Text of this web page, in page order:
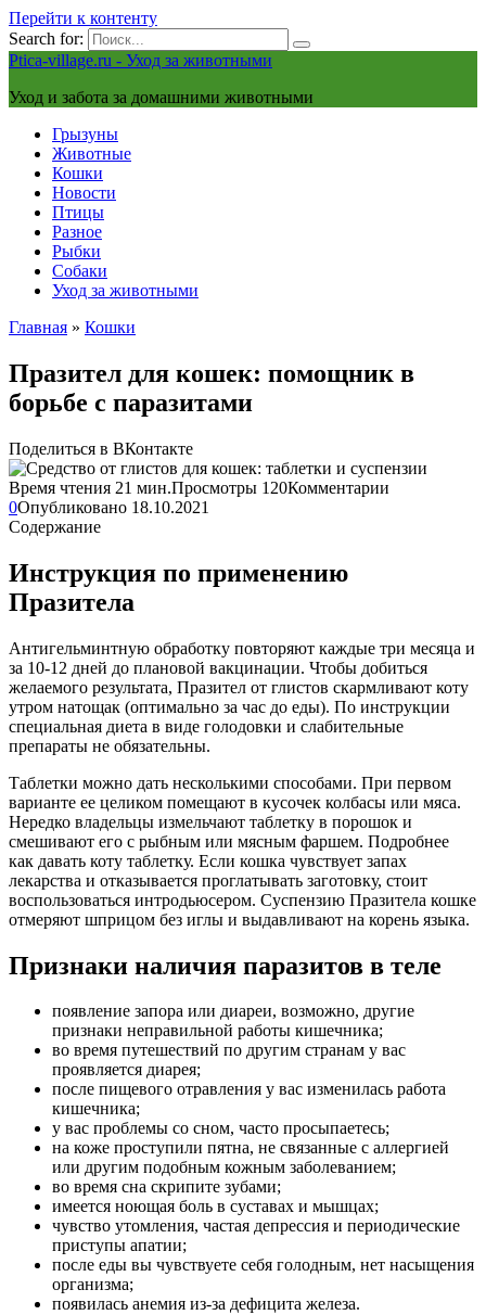
Перейти к контенту
Search for:
Ptica-village.ru - Уход за животными
Уход и забота за домашними животными
Грызуны
Животные
Кошки
Новости
Птицы
Разное
Рыбки
Собаки
Уход за животными
Главная » Кошки
Празител для кошек: помощник в
борьбе с паразитами
Поделиться в ВКонтакте
Время чтения 21 мин.Просмотры 120Комментарии
0Опубликовано 18.10.2021
Содержание
Инструкция по применению
Празитела
Антигельминтную обработку повторяют каждые три месяца и
за 10-12 дней до плановой вакцинации. Чтобы добиться
желаемого результата, Празител от глистов скармливают коту
утром натощак (оптимально за час до еды). По инструкции
специальная диета в виде голодовки и слабительные
препараты не обязательны.
Таблетки можно дать несколькими способами. При первом
варианте ее целиком помещают в кусочек колбасы или мяса.
Нередко владельцы измельчают таблетку в порошок и
смешивают его с рыбным или мясным фаршем. Подробнее
как давать коту таблетку. Если кошка чувствует запах
лекарства и отказывается проглатывать заготовку, стоит
воспользоваться интродьюсером. Суспензию Празитела кошке
отмеряют шприцом без иглы и выдавливают на корень языка.
Признаки наличия паразитов в теле
появление запора или диареи, возможно, другие
признаки неправильной работы кишечника;
во время путешествий по другим странам у вас
проявляется диарея;
после пищевого отравления у вас изменилась работа
кишечника;
у вас проблемы со сном, часто просыпаетесь;
на коже проступили пятна, не связанные с аллергией
или другим подобным кожным заболеванием;
во время сна скрипите зубами;
имеется ноющая боль в суставах и мышцах;
чувство утомления, частая депрессия и периодические
приступы апатии;
после еды вы чувствуете себя голодным, нет насыщения
организма;
появилась анемия из-за дефицита железа.